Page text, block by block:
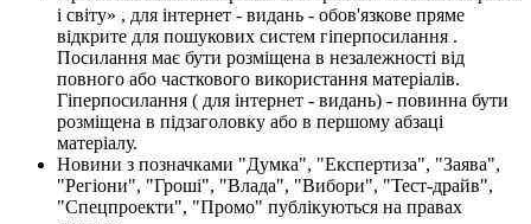
і світу» , для інтернет - видань - обов'язкове пряме
відкрите для пошукових систем гіперпосилання .
Посилання має бути розміщена в незалежності від
повного або часткового використання матеріалів.
Гіперпосилання ( для інтернет - видань) - повинна бути
розміщена в підзаголовку або в першому абзаці
матеріалу.
Новини з позначками "Думка", "Експертиза", "Заява",
"Регіони", "Гроші", "Влада", "Вибори", "Тест-драйв",
"Спецпроекти", "Промо" публікуються на правах